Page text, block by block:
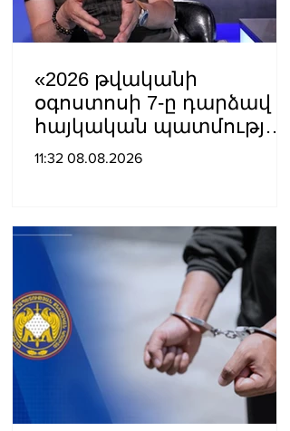
«2026 թվականի
օգոստոսի 7-ը դարձավ
հայկական պատմության
ամենախայտառակ
11:32 08.08.2026